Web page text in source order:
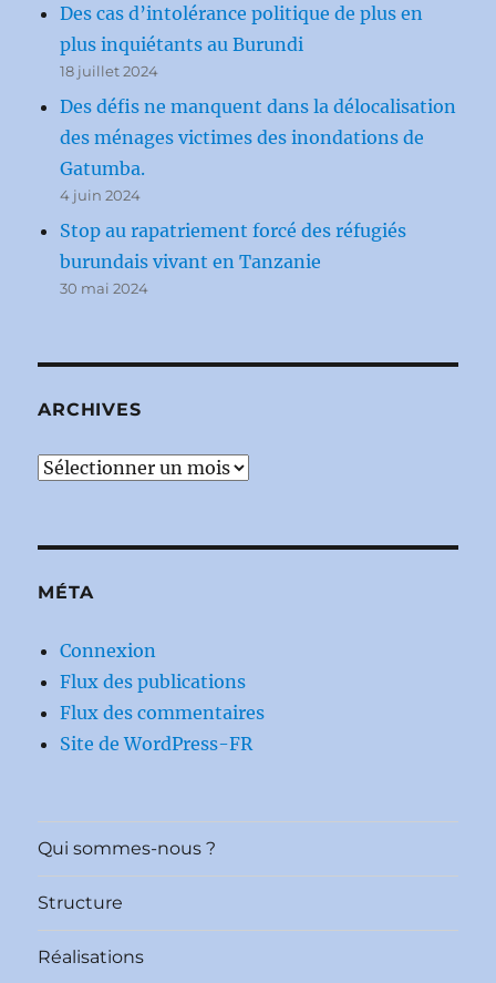
Des cas d’intolérance politique de plus en
plus inquiétants au Burundi
18 juillet 2024
Des défis ne manquent dans la délocalisation
des ménages victimes des inondations de
Gatumba.
4 juin 2024
Stop au rapatriement forcé des réfugiés
burundais vivant en Tanzanie
30 mai 2024
ARCHIVES
Archives
MÉTA
Connexion
Flux des publications
Flux des commentaires
Site de WordPress-FR
Qui sommes-nous ?
Structure
Réalisations